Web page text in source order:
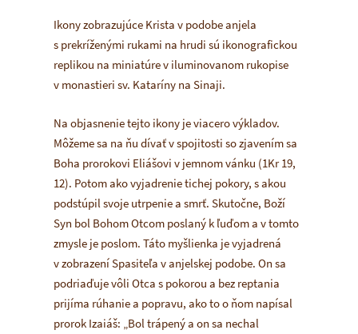
Ikony zobrazujúce Krista v podobe anjela
s prekríženými rukami na hrudi sú ikonografickou
replikou na miniatúre v iluminovanom rukopise
v monastieri sv. Kataríny na Sinaji.
Na objasnenie tejto ikony je viacero výkladov.
Môžeme sa na ňu dívať v spojitosti so zjavením sa
Boha prorokovi Eliášovi v jemnom vánku (1Kr 19,
12). Potom ako vyjadrenie tichej pokory, s akou
podstúpil svoje utrpenie a smrť. Skutočne, Boží
Syn bol Bohom Otcom poslaný k ľuďom a v tomto
zmysle je poslom. Táto myšlienka je vyjadrená
v zobrazení Spasiteľa v anjelskej podobe. On sa
podriaďuje vôli Otca s pokorou a bez reptania
prijíma rúhanie a popravu, ako to o ňom napísal
prorok Izaiáš: „Bol trápený a on sa nechal